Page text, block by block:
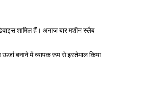
शामिल हैं। अनाज बार मशीन स्लैब
ऊर्जा बनाने में व्यापक रूप से इस्तेमाल किया